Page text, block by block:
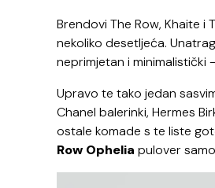
Brendovi The Row, Khaite i
nekoliko desetljeća.
neprimjetan i minimalistički
Upravo te tako jedan
Chanel balerinki, Hermes
ostale komade s te liste
Row Ophelia pulover